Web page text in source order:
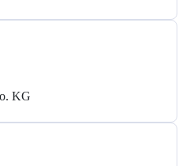
KG